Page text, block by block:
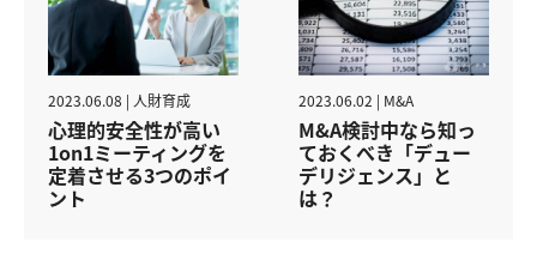
2023.06.08 | 人財育成
心理的安全性が高い
1on1ミーティングを
定着させる3つのポイ
ント
2023.06.02 | M&A
M&A検討中なら知っ
ておくべき「デュー
デリジェンス」と
は？